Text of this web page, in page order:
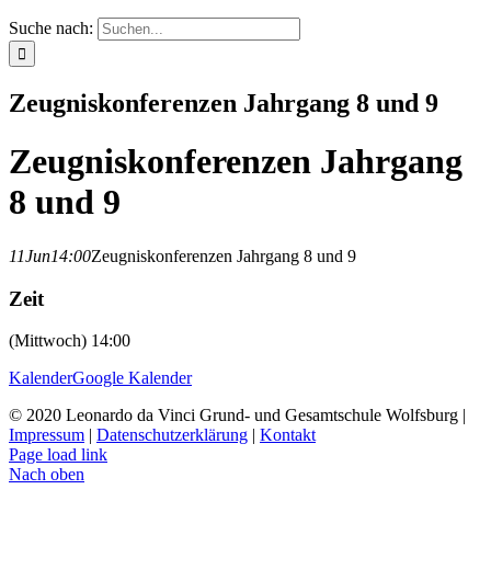
Suche nach:
Zeugniskonferenzen Jahrgang 8 und 9
Zeugniskonferenzen Jahrgang
8 und 9
11Jun14:00Zeugniskonferenzen Jahrgang 8 und 9
Zeit
(Mittwoch) 14:00
KalenderGoogle Kalender
© 2020 Leonardo da Vinci Grund- und Gesamtschule Wolfsburg |
Impressum | Datenschutzerklärung | Kontakt
Page load link
Nach oben